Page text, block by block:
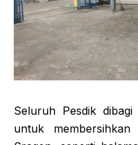
Seluruh Pesdik
untuk